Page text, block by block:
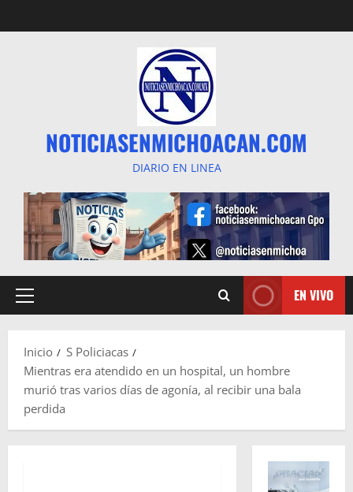
al
NOTICIASENMICHOACAN.COM
DIARIO EN LINEA
Menú
EN VIVO
Inicio
S Policiacas
Mientras era atendido en un hospital, un hombre
murió tras varios días de agonía, al recibir una bala
perdida